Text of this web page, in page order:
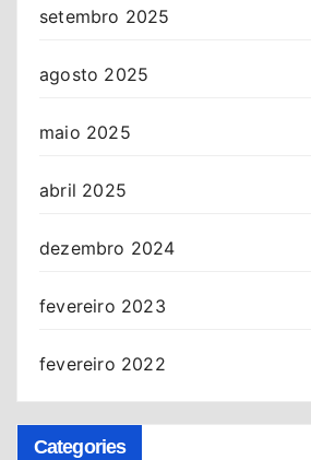
setembro 2025
agosto 2025
maio 2025
abril 2025
dezembro 2024
fevereiro 2023
fevereiro 2022
Categories